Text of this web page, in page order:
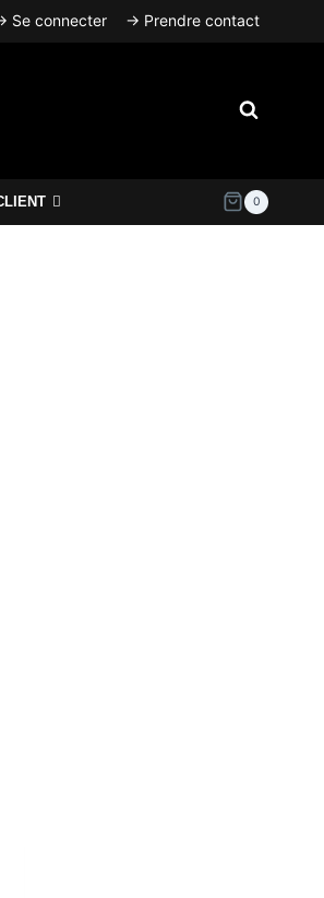
Se connecter → Prendre contact
0